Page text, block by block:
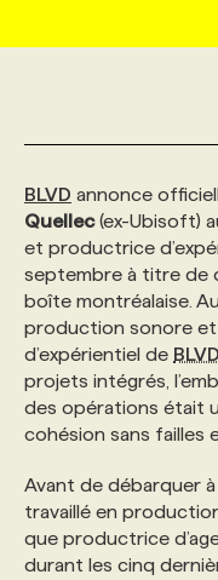
AFFAIRES
INITIATIVES
PRIX ET
TENDANCES
WEB &
MARKETING
GEO/SEO
NOS
INFOLETTRE
ANNONCEZ
PROFIL
FAQ
ANNONCEZ
VOIR LES
PROFIL
FAQ
ANNONCEZ
NOS
NOS
FORMATIONS
NOS
POURQUOI
NOS TARIFS
CHASSE DE TÊTE
SERVICE DE
NOS TARIFS
NOS
FAQ
ANNONCEZ
BLVD annonce
Quellec(ex-Ubisoft)
et productrice
septembre à titre de
boîte montréalaise.
production sonore
d’expérientiel de BLVD
projets intégrés,
des opérations était
cohésion sans failles
Avant de débarquer à
travaillé en
que productrice
durant les cinq